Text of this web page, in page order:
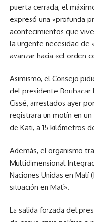
puerta cerrada, el
expresó una «profunda
acontecimientos que
la urgente necesidad de
avanzar hacia «el orden
Asimismo, el Consejo
del presidente Boubacar
Cissé, arrestados ayer
registrara un motín en
de Kati, a 15 kilómetros
Además, el organismo
Multidimensional
Naciones Unidas en Malí
situación en Malí».
La salida forzada del